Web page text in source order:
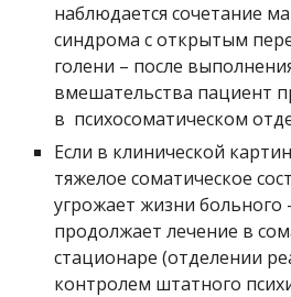
наблюдается сочетание
синдрома с открытым
голени – после
вмешательства пациент
в  психосоматическом
Если в клинической
тяжелое соматическое
угрожает жизни больного
продолжает лечение в
стационаре (отделении
контролем штатного